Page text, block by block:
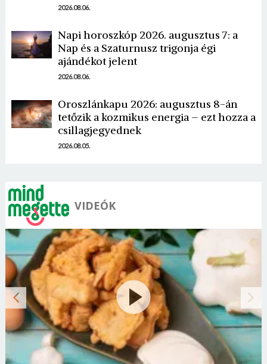
2026.08.06.
Napi horoszkóp 2026. augusztus 7: a
Nap és a Szaturnusz trigonja égi
ajándékot jelent
2026.08.06.
Oroszlánkapu 2026: augusztus 8-án
tetőzik a kozmikus energia – ezt hozza a
csillagjegyednek
2026.08.05.
VIDEÓK
Borsonline bejelentkezés
E-mail cím vagy felhasználónév
Jelszó